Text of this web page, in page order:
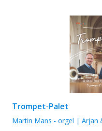
Trompet-Palet
Martin Mans - orgel | Arjan